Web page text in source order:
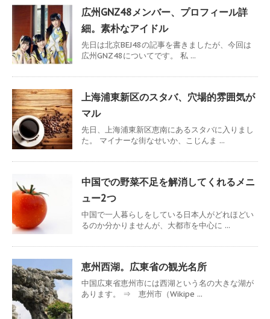
広州GNZ48メンバー、プロフィール詳
細。素朴なアイドル
先日は北京BEJ48の記事を書きましたが、今回は
広州GNZ48についてです。 私 ...
上海浦東新区のスタバ、穴場的雰囲気が
マル
先日、上海浦東新区恵南にあるスタバに入りまし
た。 マイナーな街なせいか、こじんま ...
中国での野菜不足を解消してくれるメニ
ュー2つ
中国で一人暮らしをしている日本人がどれほどい
るのか分かりませんが、大都市を中心に ...
恵州西湖。広東省の観光名所
中国広東省恵州市には西湖という名の大きな湖が
あります。 ⇒ 恵州市（Wikipe ...